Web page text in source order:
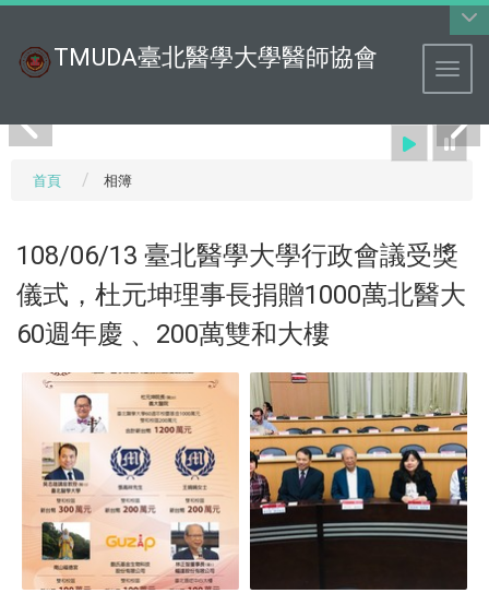
TMUDA臺北醫學大學醫師協會
首頁 相簿
108/06/13 臺北醫學大學行政會議受獎
儀式，杜元坤理事長捐贈1000萬北醫大
60週年慶 、200萬雙和大樓